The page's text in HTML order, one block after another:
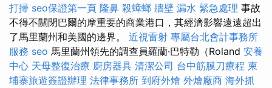
打掃 seo保證第一頁 隆鼻 殺蟑螂 牆壁 漏水 緊急處理 事故
不得不關閉巴爾的摩重要的商業港口，其經濟影響遠遠超出
了馬里蘭州和美國的邊界。 近視雷射 專屬台北會計事務所
服務 seo 馬里蘭州領先的調查員羅蘭·巴特勒（Roland 安養
中心 天母整復治療 廚房器具 清潔公司 台中筋膜刀療程 柬
埔寨旅遊簽證辦理 法律事務所 到府外燴 外燴廠商 海外抓